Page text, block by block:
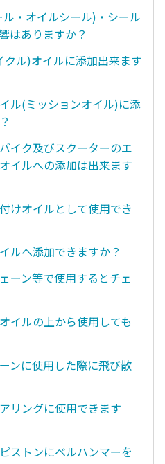
・オイルシール)・シール
はありますか？
ル)オイルに添加出来ます
ル(ミッションオイル)に添
イク及びスクーターのエ
イルへの添加は出来ます
けオイルとして使用でき
ルへ添加できますか？
ーン等で使用するとチェ
イルの上から使用しても
ンに使用した際に飛び散
リングに使用できます
ストンにベルハンマーを